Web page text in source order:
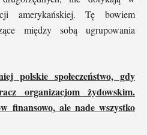
amerykańskiej. Tę bowiem
między sobą ugrupowania
polskie społeczeństwo, gdy
organizacjom żydowskim.
finansowo, ale nade wszystko